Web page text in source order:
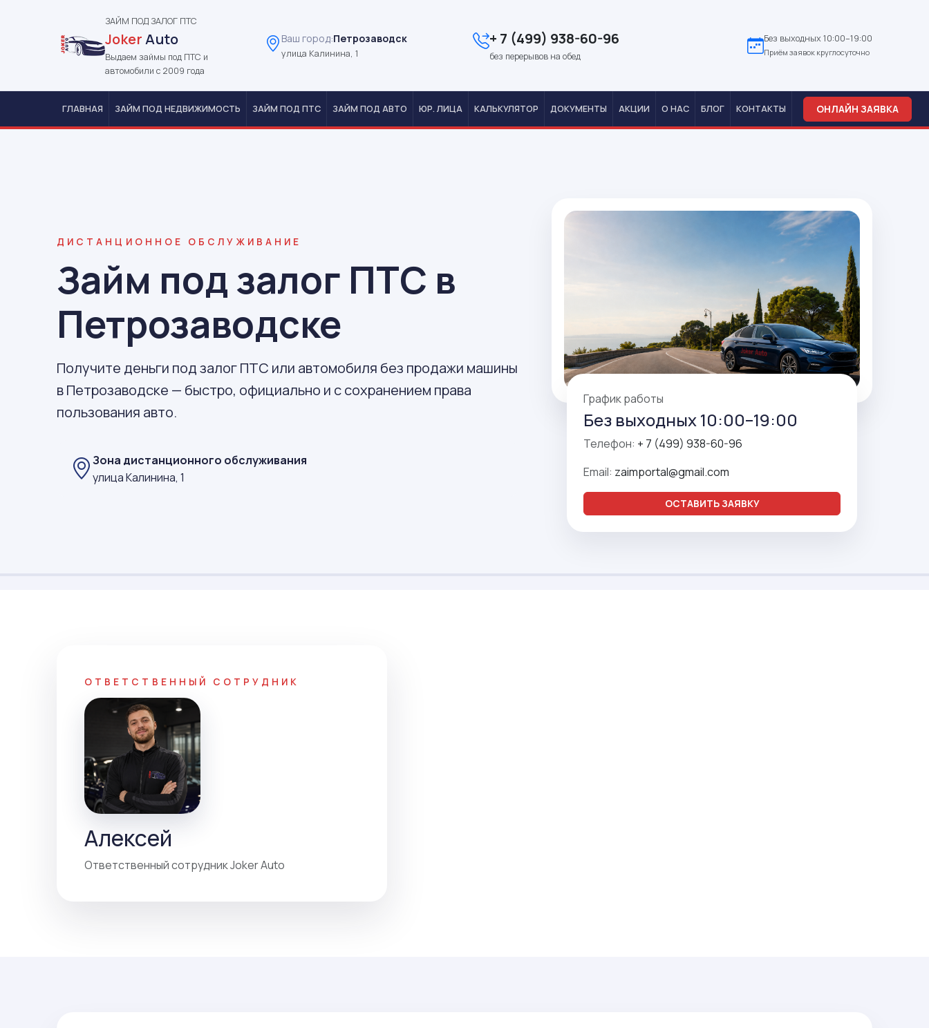
ЗАЙМ ПОД ЗАЛОГ ПТС
JokerAuto
Выдаем займы под ПТС и
автомобили с 2009 года
Ваш город:Петрозаводск
улица Калинина, 1
+ 7 (499) 938-60-96
без перерывов на обед
Без выходных 10:00–19:00
Приём заявок круглосуточно
ГЛАВНАЯ ЗАЙМ ПОД НЕДВИЖИМОСТЬ ЗАЙМ ПОД ПТС ЗАЙМ ПОД АВТО ЮР. ЛИЦА КАЛЬКУЛЯТОР ДОКУМЕНТЫ АКЦИИ О НАС БЛОГ КОНТАКТЫ ОНЛАЙН ЗАЯВКА
ДИСТАНЦИОННОЕ ОБСЛУЖИВАНИЕ
Займ под залог ПТС в
Петрозаводске
Получите деньги под залог ПТС или автомобиля без продажи машины
в Петрозаводске — быстро, официально и с сохранением права
пользования авто.
Зона дистанционного обслуживания
улица Калинина, 1
График работы
Без выходных 10:00–19:00
Телефон: + 7 (499) 938-60-96
Email: zaimportal@gmail.com
ОСТАВИТЬ ЗАЯВКУ
ОТВЕТСТВЕННЫЙ СОТРУДНИК
Алексей
Ответственный сотрудник Joker Auto